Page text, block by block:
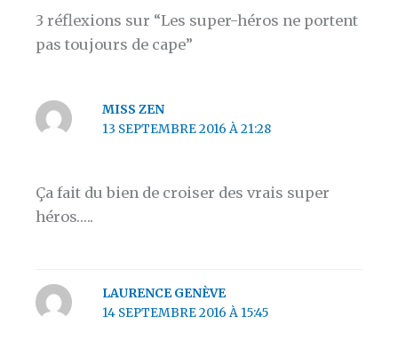
3 réflexions sur “Les super-héros ne portent
pas toujours de cape”
MISS ZEN
13 SEPTEMBRE 2016 À 21:28
Ça fait du bien de croiser des vrais super
héros…..
LAURENCE GENÈVE
14 SEPTEMBRE 2016 À 15:45